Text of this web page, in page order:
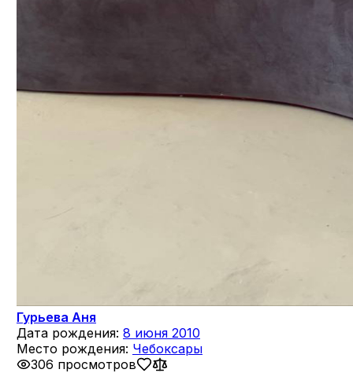
Гурьева Аня
Дата рождения: 8 июня 2010
Место рождения: Чебоксары
306 просмотров